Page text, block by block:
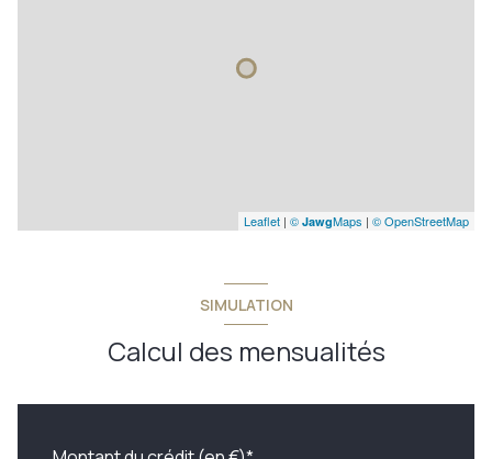
Leaflet | © JawgMaps | © OpenStreetMap
SIMULATION
Calcul des mensualités